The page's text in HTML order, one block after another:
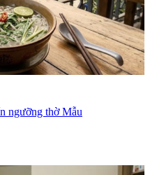
ngưỡng thờ Mẫu